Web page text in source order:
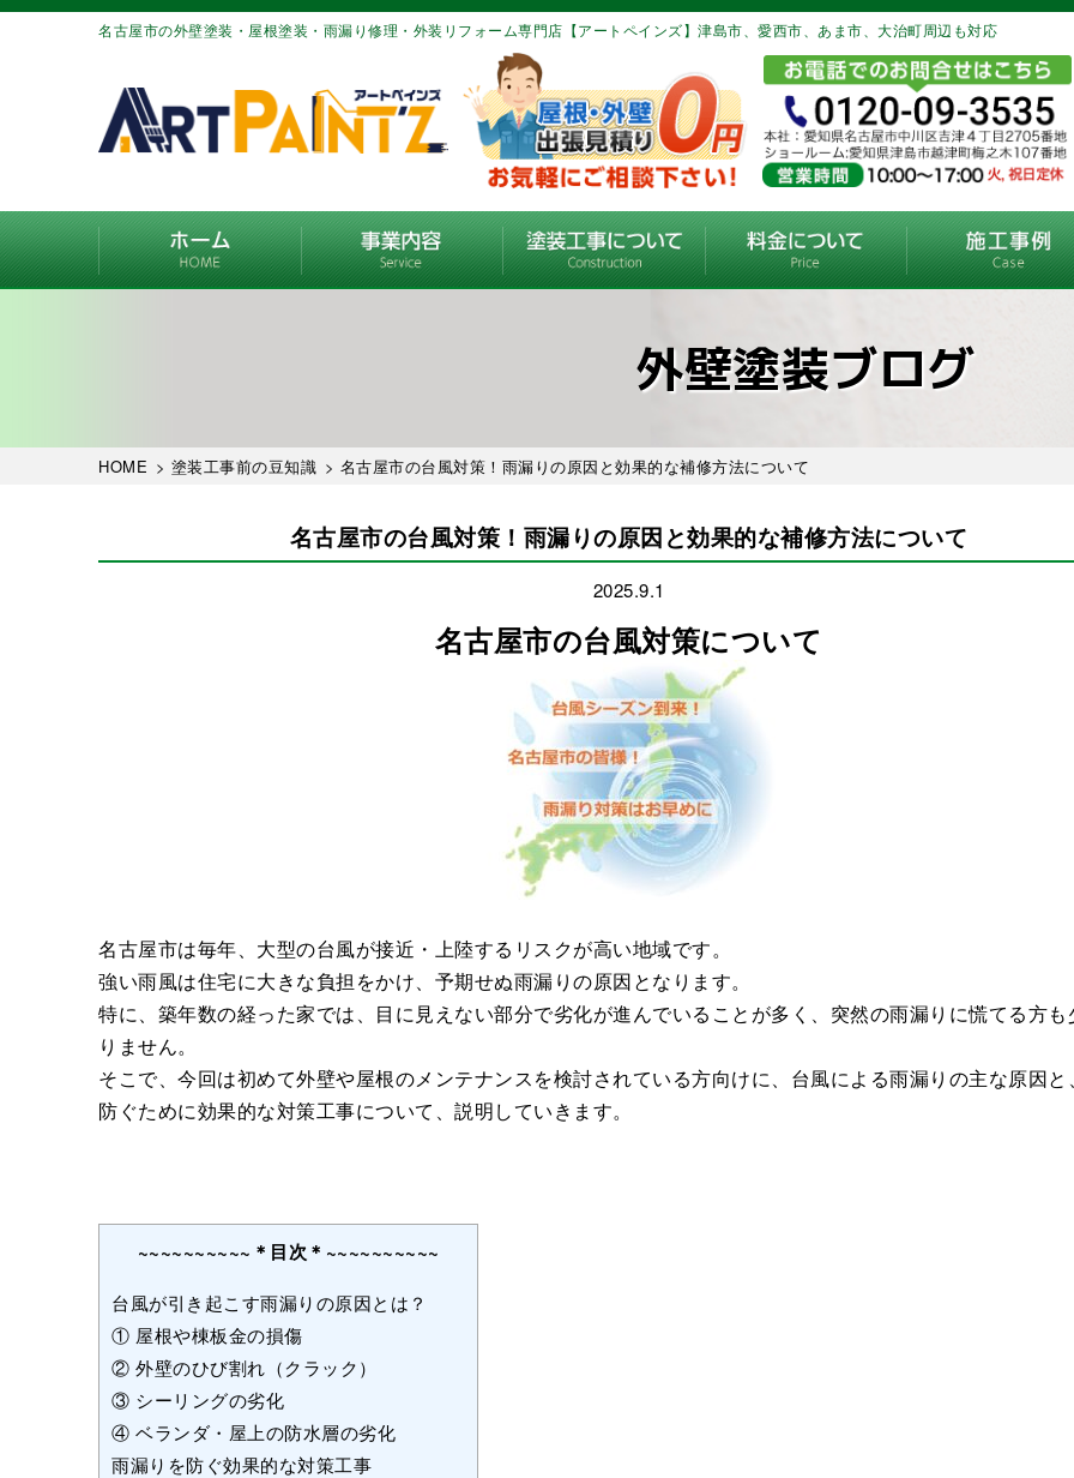
名古屋市の外壁塗装・屋根塗装・雨漏り修理・外装リフォーム専門店【アートペインズ】津島市、愛西市、あま市、大治町周辺も対応
外壁塗装ブログ
HOME > 塗装工事前の豆知識 > 名古屋市の台風対策！雨漏りの原因と効果的な補修方法について
名古屋市の台風対策！雨漏りの原因と効果的な補修方法について
2025.9.1
名古屋市の台風対策について
名古屋市は毎年、大型の台風が接近・上陸するリスクが高い地域です。
強い雨風は住宅に大きな負担をかけ、予期せぬ雨漏りの原因となります。
特に、築年数の経った家では、目に見えない部分で劣化が進んでいることが多く、突然の雨漏りに慌てる方も
りません。
そこで、今回は初めて外壁や屋根のメンテナンスを検討されている方向けに、台風による雨漏りの主な原因と
防ぐために効果的な対策工事について、説明していきます。
~~~~~~~~~~＊目次＊~~~~~~~~~~
台風が引き起こす雨漏りの原因とは？
① 屋根や棟板金の損傷
② 外壁のひび割れ（クラック）
③ シーリングの劣化
④ ベランダ・屋上の防水層の劣化
雨漏りを防ぐ効果的な対策工事